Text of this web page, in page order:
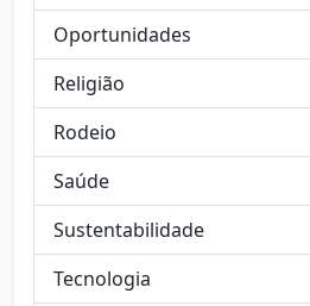
Oportunidades
Religião
Rodeio
Saúde
Sustentabilidade
Tecnologia